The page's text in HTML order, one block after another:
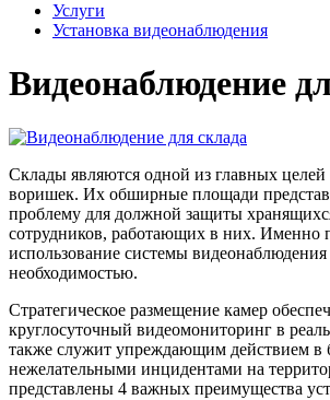
Услуги
Установка видеонаблюдения
Видеонаблюдение
Склады являются одной из главных
воришек. Их обширные площади
проблему для должной защиты
сотрудников, работающих в них. Именно
использование системы видеонаблюдения
необходимостью.
Стратегическое размещение камер
круглосуточный видеомониторинг в
также служит упреждающим действием в
нежелательными инцидентами на
представлены 4 важных преимущества